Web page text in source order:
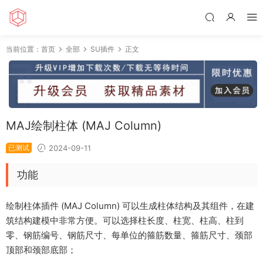
当前位置： 首页 全部 SU插件 正文
MAJ绘制柱体 (MAJ Column)
已测试 2024-09-11
功能
绘制柱体插件 (MAJ Column) 可以生成柱体结构及其组件，在建
筑结构建模中非常方便。可以选择柱长度、柱宽、柱高、柱到
零、钢筋编号、钢筋尺寸、每单位的箍筋数量、箍筋尺寸、颈部
顶部和颈部底部；